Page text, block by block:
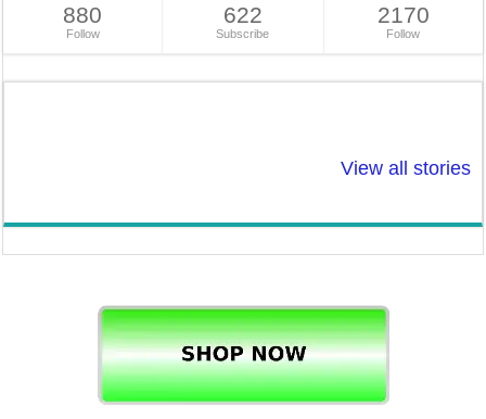
880
Follow
622
Subscribe
2170
Follow
View all stories
टेस्टोस्टेरोन